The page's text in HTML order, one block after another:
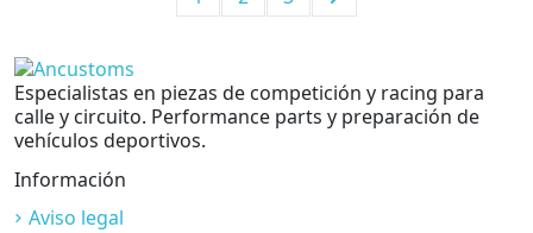
Categorías
Ruedas 59
Precio
Especialistas en piezas de competición y racing para
calle y circuito. Performance parts y preparación de
vehículos deportivos.
Información
Aviso legal